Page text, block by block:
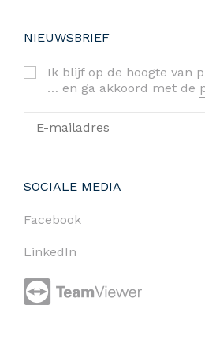
NIEUWSBRIEF
Ik blijf op de hoogte van
… en ga akkoord met de
SOCIALE MEDIA
Facebook
LinkedIn